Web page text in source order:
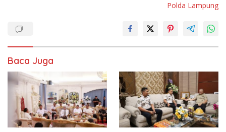
Polda Lampung
Baca Juga